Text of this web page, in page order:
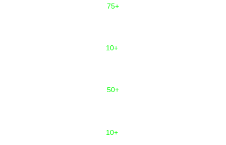
75+
10+
50+
10+